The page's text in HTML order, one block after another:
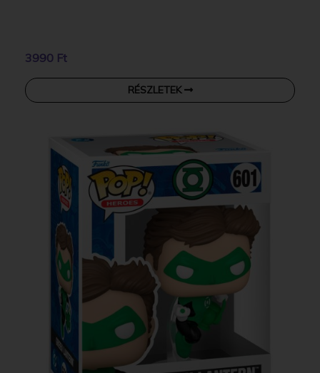
3990 Ft
RÉSZLETEK